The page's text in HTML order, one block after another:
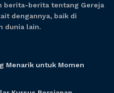
berita-berita tentang Gereja
dengannya, baik di
dunia lain.
Menarik untuk Momen